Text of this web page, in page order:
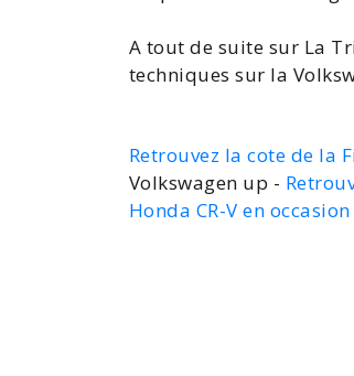
A tout de suite sur La
techniques sur la
Retrouvez la cote de la
Volkswagen up -
Honda CR-V en occasion